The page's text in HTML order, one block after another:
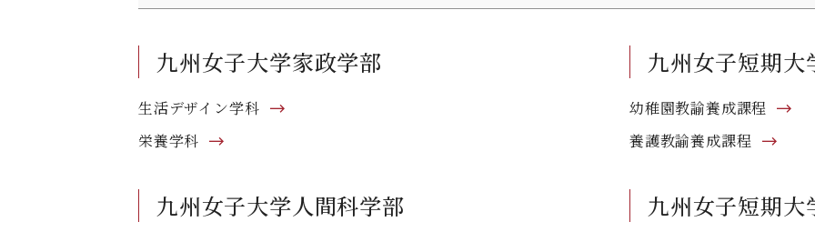
九州女子大学家政学部
生活デザイン学科
栄養学科
九州女子大学人間科学部
九州女子短期
幼稚園教諭養成課程
養護教諭養成課程
九州女子短期大